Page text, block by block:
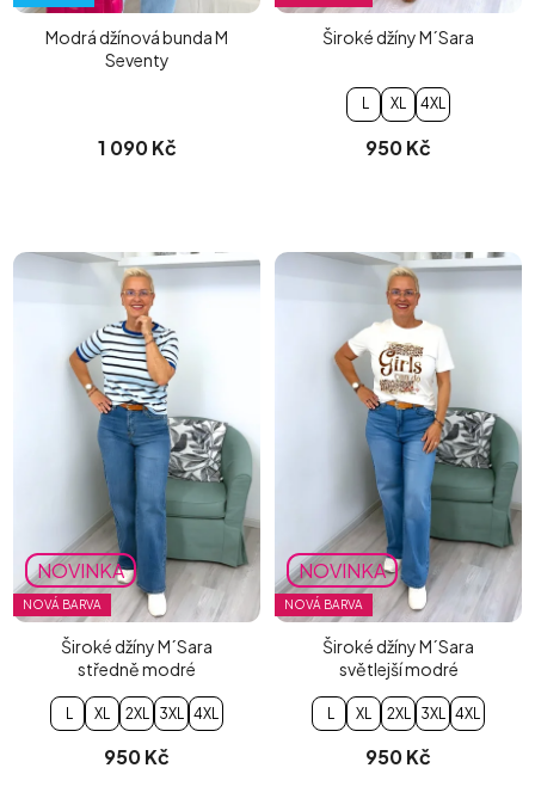
Modrá džínová bunda M
Seventy
1 090 Kč
Široké džíny M´Sara
L XL 4XL
950 Kč
NOVINKA
NOVÁ BARVA
Široké džíny M´Sara
středně modré
L XL 2XL 3XL 4XL
950 Kč
NOVINKA
NOVÁ BARVA
Široké džíny M´Sara
světlejší modré
L XL 2XL 3XL 4XL
950 Kč